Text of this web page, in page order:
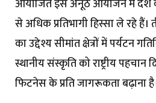
आयोजित इस अनूठे आयोजन में देश
से अधिक प्रतिभागी हिस्सा ले रहे
का उद्देश्य सीमांत क्षेत्रों में पर्यटन
स्थानीय संस्कृति को राष्ट्रीय
फिटनेस के प्रति जागरूकता बढ़ाना